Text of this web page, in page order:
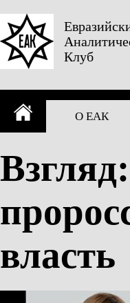
to
content
Клуб
О ЕАК
власть